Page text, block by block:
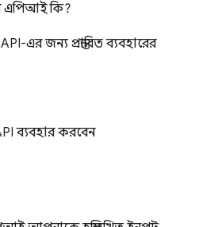
এপিআই কি?
এর জন্য প্রস্তাবিত ব্যবহারের
ব্যবহার করবেন